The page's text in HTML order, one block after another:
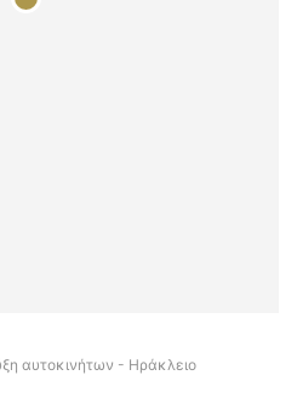
αυτοκινήτων - Ηράκλειο